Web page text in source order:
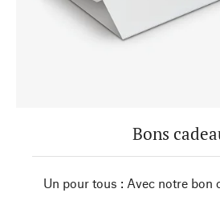
Bons
Un pour tous : Avec notre bon